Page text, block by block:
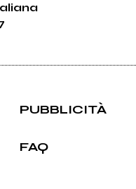
PUBBLICITÀ
FAQ